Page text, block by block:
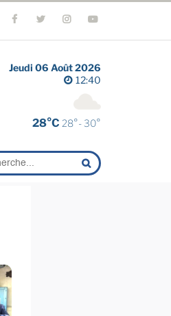
Jeudi 06 Août 2026
12:40
28°C 28°- 30°